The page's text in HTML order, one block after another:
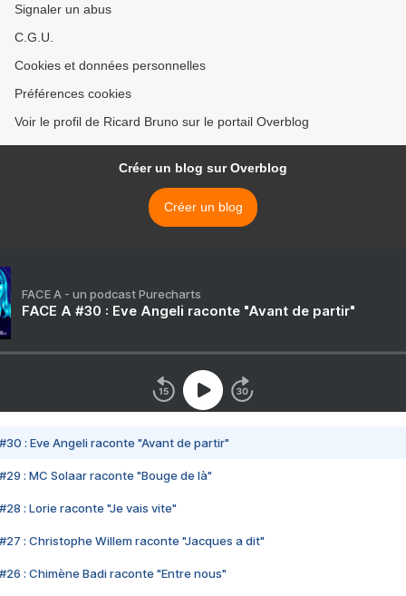
Signaler un abus
C.G.U.
Cookies et données personnelles
Préférences cookies
Voir le profil de Ricard Bruno sur le portail Overblog
Créer un blog sur Overblog
Créer un blog
FACE A - un podcast Purecharts
FACE A #30 : Eve Angeli raconte "Avant de partir"
#30 : Eve Angeli raconte "Avant de partir"
#29 : MC Solaar raconte "Bouge de là"
#28 : Lorie raconte "Je vais vite"
#27 : Christophe Willem raconte "Jacques a dit"
#26 : Chimène Badi raconte "Entre nous"